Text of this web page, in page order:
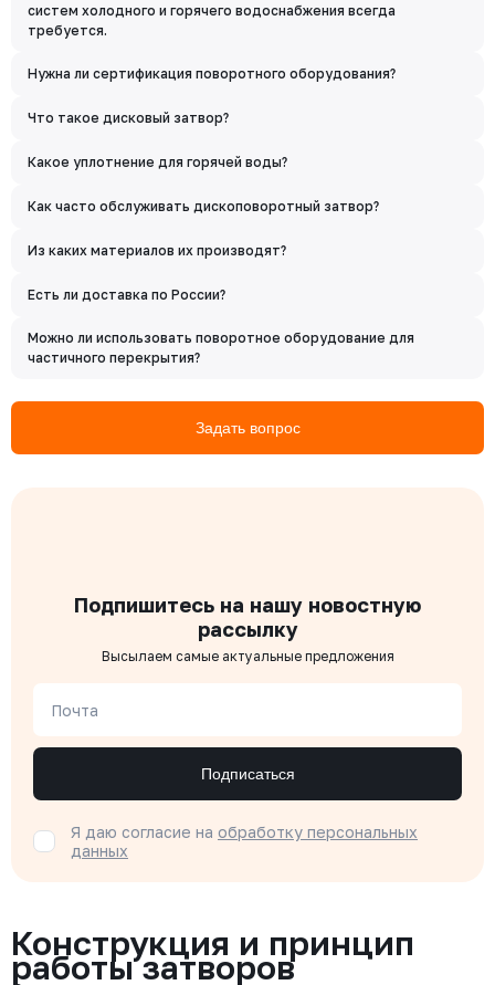
систем холодного и горячего водоснабжения всегда
требуется.
Нужна ли сертификация поворотного оборудования?
Что такое дисковый затвор?
Какое уплотнение для горячей воды?
Как часто обслуживать дископоворотный затвор?
Из каких материалов их производят?
Есть ли доставка по России?
Можно ли использовать поворотное оборудование для
частичного перекрытия?
Задать вопрос
Подпишитесь на нашу новостную
рассылку
Высылаем самые актуальные предложения
Почта
Подписаться
Я даю согласие на обработку персональных
данных
Конструкция и принцип
работы затворов